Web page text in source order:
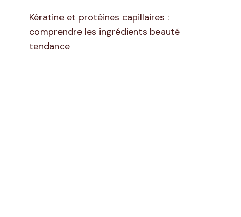
Kératine et protéines capillaires :
comprendre les ingrédients beauté
tendance